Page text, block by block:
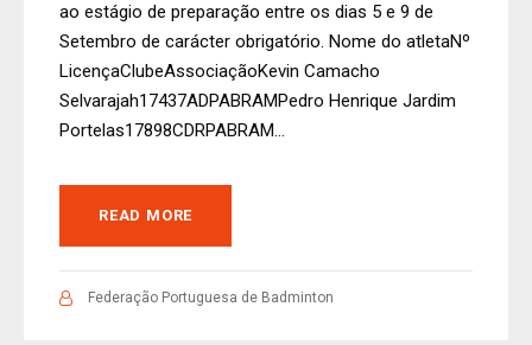
ao estágio de preparação entre os dias 5 e 9 de
Setembro de carácter obrigatório. Nome do atletaNº
LicençaClubeAssociaçãoKevin Camacho
Selvarajah17437ADPABRAMPedro Henrique Jardim
Portelas17898CDRPABRAM...
READ MORE
Federação Portuguesa de Badminton